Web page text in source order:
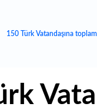
150 Türk Vatandaşına